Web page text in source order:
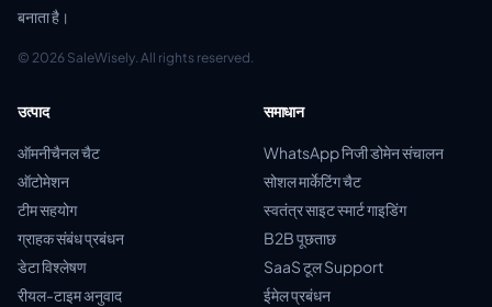
बनाता है।
© 2026 SaleWisely. All rights reserved.
उत्पाद
ऑमनीचैनल चैट
ऑटोमेशन
टीम सहयोग
ग्राहक संबंध प्रबंधन
डेटा विश्लेषण
रीयल-टाइम अनुवाद
समाधान
WhatsApp निजी डोमेन संचालन
सोशल मार्केटिंग चैट
स्वतंत्र साइट स्मार्ट गाइडिंग
B2B पूछताछ
SaaS टूल Support
ईमेल प्रबंधन